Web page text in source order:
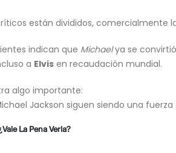
están divididos, comercialmente
indican que Michaelya se
a Elvis en recaudación mundial.
algo importante:
Jackson siguen siendo una
La Pena Verla?